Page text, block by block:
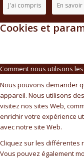
J'ai compris En
Cookies et
Comment nous utilisons
Nous pouvons demander
appareil. Nous utilisons
visitez nos sites Web,
enrichir votre expérience
avec notre site Web.
Cliquez sur les différentes
Vous pouvez également